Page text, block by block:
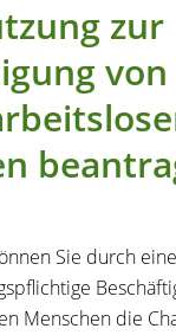
zur
von
Sie durch eine
Menschen die